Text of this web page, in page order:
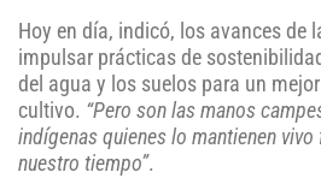
Hoy en día, indicó, los avances de
impulsar prácticas de
del agua y los suelos para un
cultivo. “Pero son las manos
indígenas quienes lo mantienen
nuestro tiempo”.